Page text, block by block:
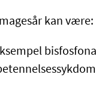
kan være: